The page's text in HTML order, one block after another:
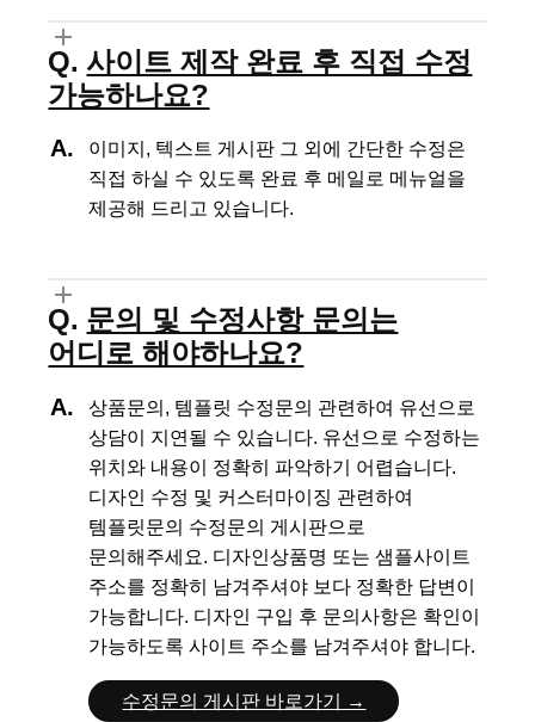
사이트 제작 완료 후 직접 수정
가능하나요?
이미지, 텍스트 게시판 그 외에 간단한 수정은
직접 하실 수 있도록 완료 후 메일로 메뉴얼을
제공해 드리고 있습니다.
문의 및 수정사항 문의는
어디로 해야하나요?
상품문의, 템플릿 수정문의 관련하여 유선으로
상담이 지연될 수 있습니다. 유선으로 수정하는
위치와 내용이 정확히 파악하기 어렵습니다.
디자인 수정 및 커스터마이징 관련하여
템플릿문의 수정문의 게시판으로
문의해주세요. 디자인상품명 또는 샘플사이트
주소를 정확히 남겨주셔야 보다 정확한 답변이
가능합니다. 디자인 구입 후 문의사항은 확인이
가능하도록 사이트 주소를 남겨주셔야 합니다.
수정문의 게시판 바로가기 →